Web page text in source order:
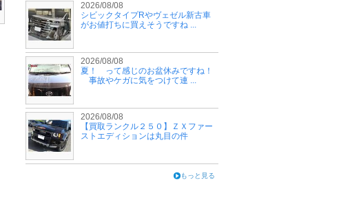
2026/08/08
シビックタイプRやヴェゼル新古車
がお値打ちに買えそうですね ...
2026/08/08
夏！ って感じのお盆休みですね！
事故やケガに気をつけて連 ...
2026/08/08
【買取ランクル２５０】ＺＸファー
ストエディションは丸目の件
もっと見る